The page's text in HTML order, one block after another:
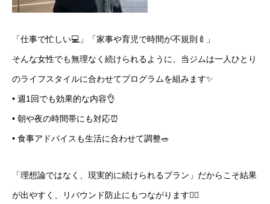
「仕事で忙しい💻」「家事や育児で時間が不規則🍼」
そんな女性でも無理なく続けられるように、当ジムは一人ひとり
のライフスタイルに合わせてプログラムを組みます✨
• 週1回でも効果的な内容👌
• 朝や夜の時間帯にも対応⏰
• 食事アドバイスも生活に合わせて調整🥗
「理想論ではなく、現実的に続けられるプラン」だからこそ結果
が出やすく、リバウンド防止にもつながります🙆‍♀️